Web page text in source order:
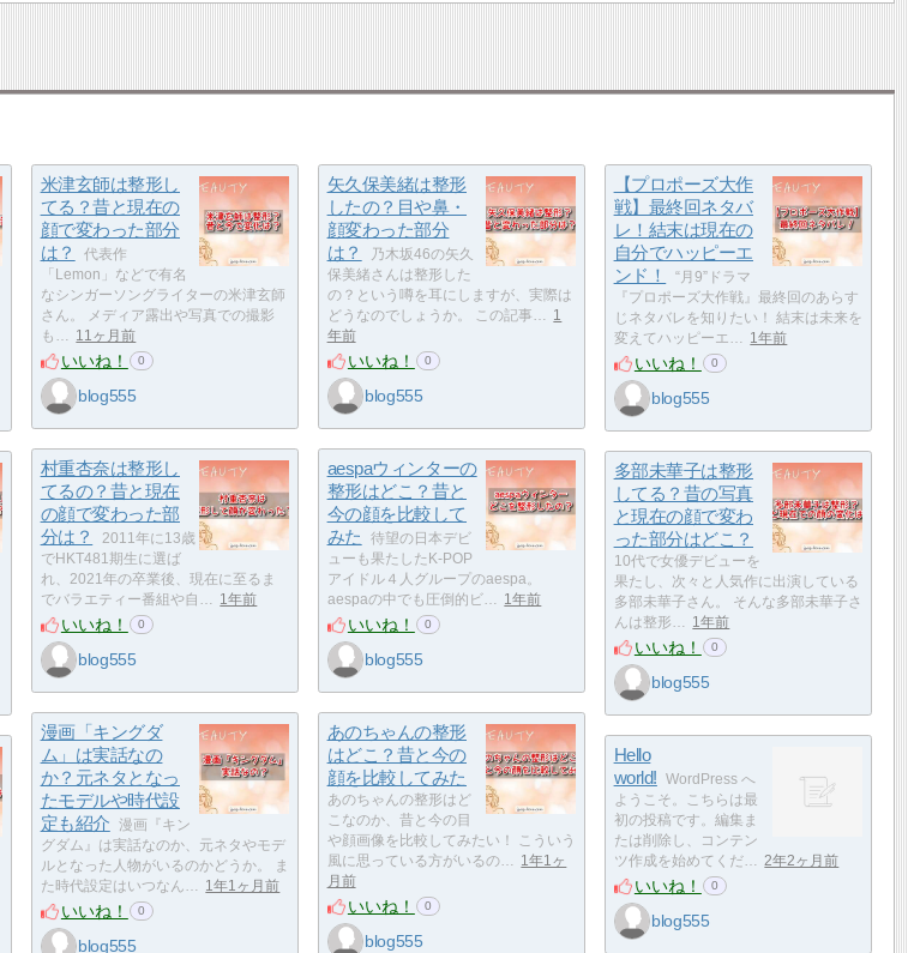
米津玄師は整形し
てる？昔と現在の
顔で変わった部分
は？
代表作
「Lemon」などで有名
なシンガーソングライターの米津玄師
さん。 メディア露出や写真での撮影
も… 11ヶ月前
いいね！ 0
blog555
矢久保美緒は整形
したの？目や鼻・
顔変わった部分
は？
乃木坂46の矢久
保美緒さんは整形した
の？という噂を耳にしますが、実際は
どうなのでしょうか。 この記事… 1
年前
いいね！ 0
blog555
【プロポーズ大作
戦】最終回ネタバ
レ！結末は現在の
自分でハッピーエ
ンド！
“月9”ドラマ
『プロポーズ大作戦』最終回のあらす
じネタバレを知りたい！ 結末は未来を
変えてハッピーエ… 1年前
いいね！ 0
blog555
村重杏奈は整形し
てるの？昔と現在
の顔で変わった部
分は？
2011年に13歳
でHKT481期生に選ば
れ、2021年の卒業後、現在に至るま
でバラエティー番組や自… 1年前
いいね！ 0
blog555
aespaウィンターの
整形はどこ？昔と
今の顔を比較して
みた
待望の日本デビ
ューも果たしたK-POP
アイドル４人グループのaespa。
aespaの中でも圧倒的ビ… 1年前
いいね！ 0
blog555
多部未華子は整形
してる？昔の写真
と現在の顔で変わ
った部分はどこ？
10代で女優デビューを
果たし、次々と人気作に出演している
多部未華子さん。 そんな多部未華子さ
んは整形… 1年前
いいね！ 0
blog555
漫画「キングダ
ム」は実話なの
か？元ネタとなっ
たモデルや時代設
定も紹介
漫画『キン
グダム』は実話なのか、元ネタやモデ
ルとなった人物がいるのかどうか。 ま
た時代設定はいつなん… 1年1ヶ月前
いいね！ 0
blog555
あのちゃんの整形
はどこ？昔と今の
顔を比較してみた
あのちゃんの整形はど
こなのか、昔と今の目
や顔画像を比較してみたい！ こういう
風に思っている方がいるの… 1年1ヶ
月前
いいね！ 0
blog555
Hello
world!
WordPress へ
ようこそ。こちらは最
初の投稿です。編集ま
たは削除し、コンテン
ツ作成を始めてくだ… 2年2ヶ月前
いいね！ 0
blog555